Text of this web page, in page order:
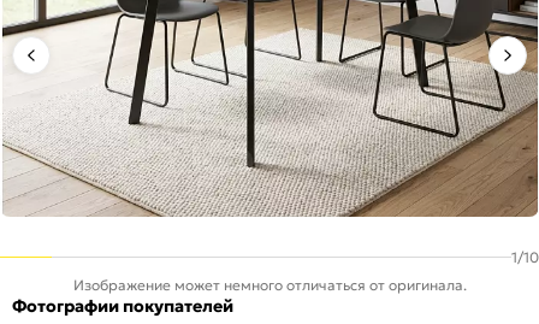
1/10
Изображение может немного отличаться от оригинала.
Фотографии покупателей